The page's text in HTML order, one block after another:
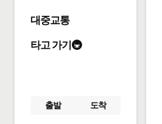
대중교통
타고 가기🚇
출발 도착